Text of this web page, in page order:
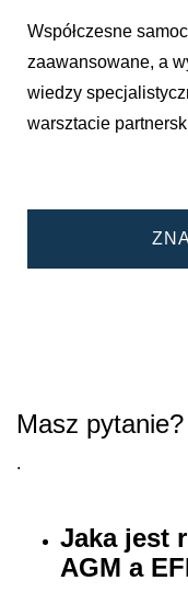
Współczesne
zaawansowane, a
wiedzy
warsztacie
Masz pytanie?
.
Jaka jest
AGM a